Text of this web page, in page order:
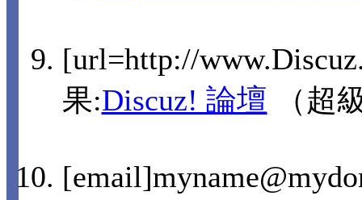
[url=http://
果:Discuz! 論壇 （超